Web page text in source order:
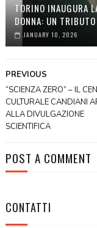
TORINO INAUGURA
DONNA: UN
JANUARY 10, 2026
PREVIOUS
“SCIENZA ZERO” – IL
CULTURALE CANDIANI
ALLA DIVULGAZIONE
SCIENTIFICA
POST A COMMENT
CONTATTI